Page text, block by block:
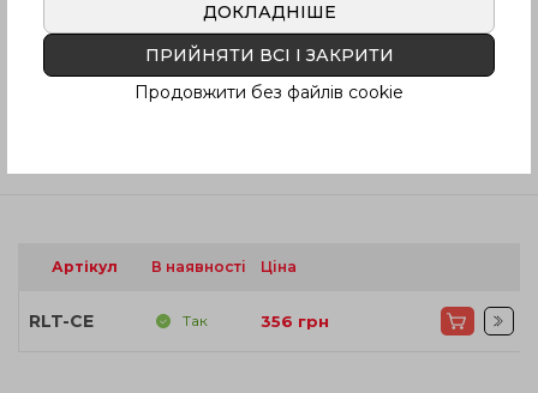
Інструкція (pdf.)
Артікул В наявності Ціна
RLT-CE Так 356 грн
ДОКЛАДНІШЕ
ПРИЙНЯТИ ВСІ І ЗАКРИТИ
Продовжити без файлів cookie